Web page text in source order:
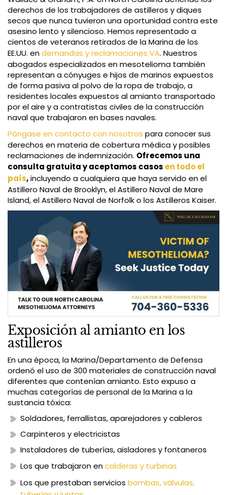
derechos de los trabajadores de astilleros y diques
secos que nunca tuvieron una oportunidad contra este
asesino lento y silencioso. Hemos representado a
cientos de veteranos retirados de la Marina de los
EE.UU. endemandas y reclamaciones VA. Nuestros
abogados especializados en mesotelioma también
representan a cónyuges e hijos de marinos expuestos
de forma pasiva al polvo de la ropa de trabajo, a
residentes locales expuestos al amianto transportado
por el aire y a contratistas civiles de la construcción
naval que trabajaron en bases navales.
Póngase en contacto con nosotros para conocer sus
derechos en materia de cobertura médica y posibles
reclamaciones de indemnización. Ofrecemos una
consulta gratuita y aceptamos casos en todo el
país,incluyendo a cualquiera que haya servido en el
Astillero Naval de Brooklyn, el Astillero Naval de Mare
Island, el Astillero Naval de Norfolk o los Astilleros Kaiser.
Exposición al amianto en los
astilleros
En una época, la Marina/Departamento de Defensa
ordenó el uso de 300 materiales de construcción naval
diferentes que contenían amianto. Esto expuso a
muchas categorías de personal de la Marina a la
sustancia tóxica:
Soldadores, ferrallistas, aparejadores y cableros
Carpinteros y electricistas
Instaladores de tuberías, aisladores y fontaneros
Los que trabajaron encalderas y turbinas
Los que prestaban servicios bombas, válvulas,